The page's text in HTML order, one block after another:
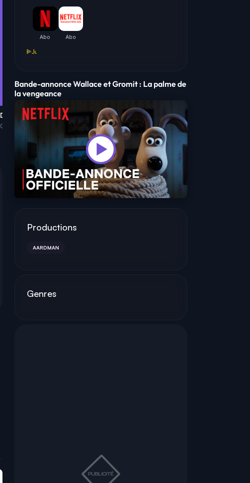
D
DIANE MORGAN
ONYA DOORSTEP (VOICE)
BEN WHITEHEAD
WALLACE (VOICE)
PETER KAY
CHIEF INSPECTOR
Bande-annonce Wallace et Gromit : La palme de
la vengeance
Productions
AARDMAN
Genres